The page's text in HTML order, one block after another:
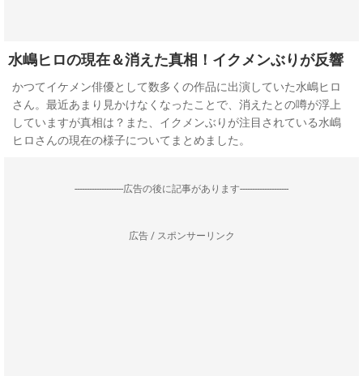
水嶋ヒロの現在＆消えた真相！イクメンぶりが反響
かつてイケメン俳優として数多くの作品に出演していた水嶋ヒロ
さん。最近あまり見かけなくなったことで、消えたとの噂が浮上
していますが真相は？また、イクメンぶりが注目されている水嶋
ヒロさんの現在の様子についてまとめました。
--------------------広告の後に記事があります--------------------
広告 / スポンサーリンク